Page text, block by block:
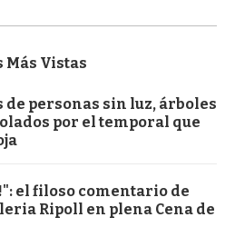
Más Vistas
de personas sin luz, árboles
por el temporal que
el filoso comentario de
Ripoll en plena Cena de